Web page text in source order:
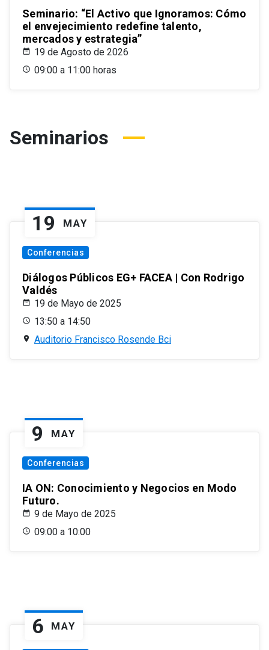
Seminario: “El Activo que Ignoramos: Cómo
el envejecimiento redefine talento,
mercados y estrategia”
19 de Agosto de 2026
09:00 a 11:00 horas
Seminarios
19 MAY
Conferencias
Diálogos Públicos EG+ FACEA | Con Rodrigo
Valdés
19 de Mayo de 2025
13:50 a 14:50
Auditorio Francisco Rosende Bci
9 MAY
Conferencias
IA ON: Conocimiento y Negocios en Modo
Futuro.
9 de Mayo de 2025
09:00 a 10:00
6 MAY